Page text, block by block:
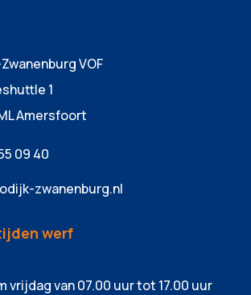
VOF
1
Amersfoort
09 40
zwanenburg.nl
werf
vrijdag van 07.00 uur tot 17.00 uur